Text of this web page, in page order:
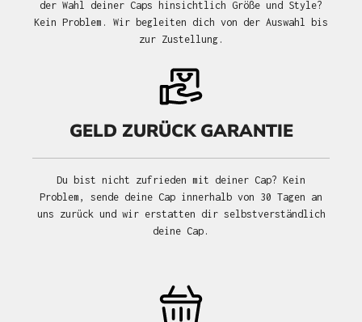
der Wahl deiner Caps hinsichtlich Größe und Style?
Kein Problem. Wir begleiten dich von der Auswahl bis
zur Zustellung.
GELD ZURÜCK GARANTIE
Du bist nicht zufrieden mit deiner Cap? Kein
Problem, sende deine Cap innerhalb von 30 Tagen an
uns zurück und wir erstatten dir selbstverständlich
deine Cap.